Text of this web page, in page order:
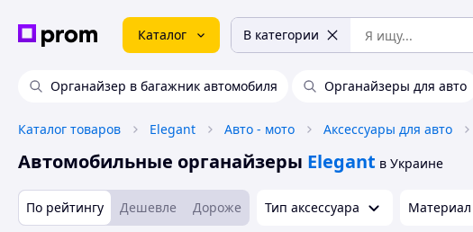
Каталог В категории
Органайзер в багажник автомобиля Органайзеры для авто
Каталог товаров Elegant Авто - мото Аксессуары для авто
Автомобильные органайзеры Elegant в Украине
По рейтингу Дешевле Дороже Тип аксессуара Материал